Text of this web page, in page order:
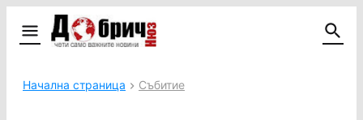
Начална страница Събитие